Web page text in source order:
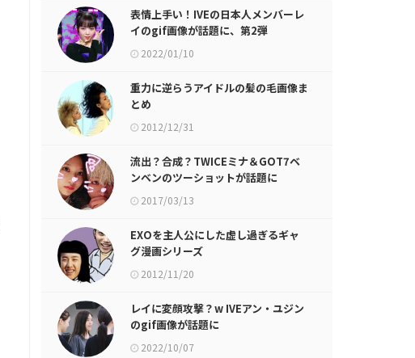
表情上手い！IVEの日本人メンバーレ
イのgif画像が話題に、第2弾
2022/01/10
重力に逆らうアイドルの髪の毛画像ま
とめ
2012/12/31
流出？合成？TWICEミナ＆GOT7ベ
ンベンのツーショットが話題に
2017/03/13
EXOを主人公にした虚し過ぎるギャ
グ漫画シリーズ
2012/11/20
レイに変顔攻撃？w IVEアン・ユジン
のgif画像が話題に
2022/10/07